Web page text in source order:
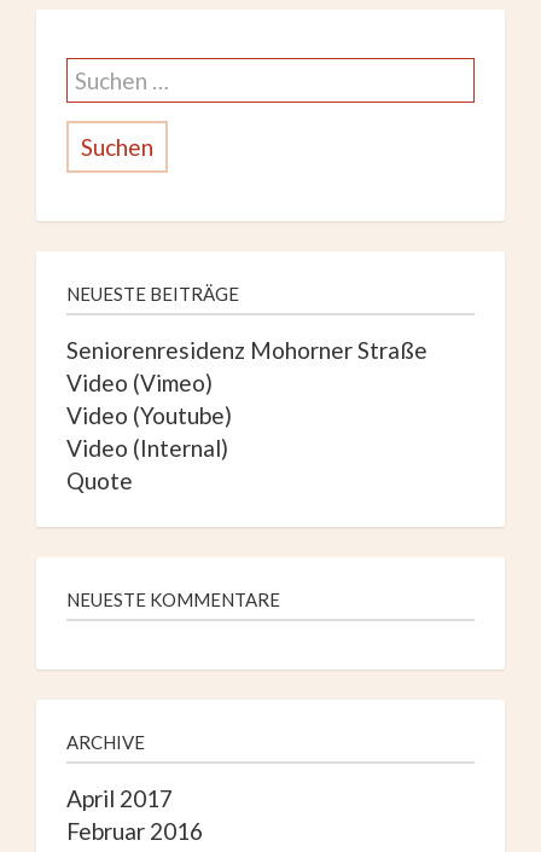
i
Suche
nach:
NEUESTE BEITRÄGE
Seniorenresidenz Mohorner Straße
Video (Vimeo)
Video (Youtube)
Video (Internal)
Quote
NEUESTE KOMMENTARE
ARCHIVE
April 2017
Februar 2016